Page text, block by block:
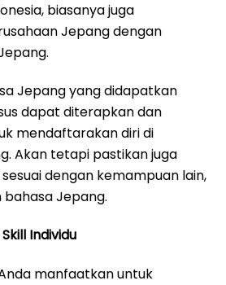
biasanya juga
Jepang dengan
Jepang yang didapatkan
dapat diterapkan dan
mendaftarakan diri di
Akan tetapi pastikan juga
dengan kemampuan lain,
Jepang.
Individu
manfaatkan untuk